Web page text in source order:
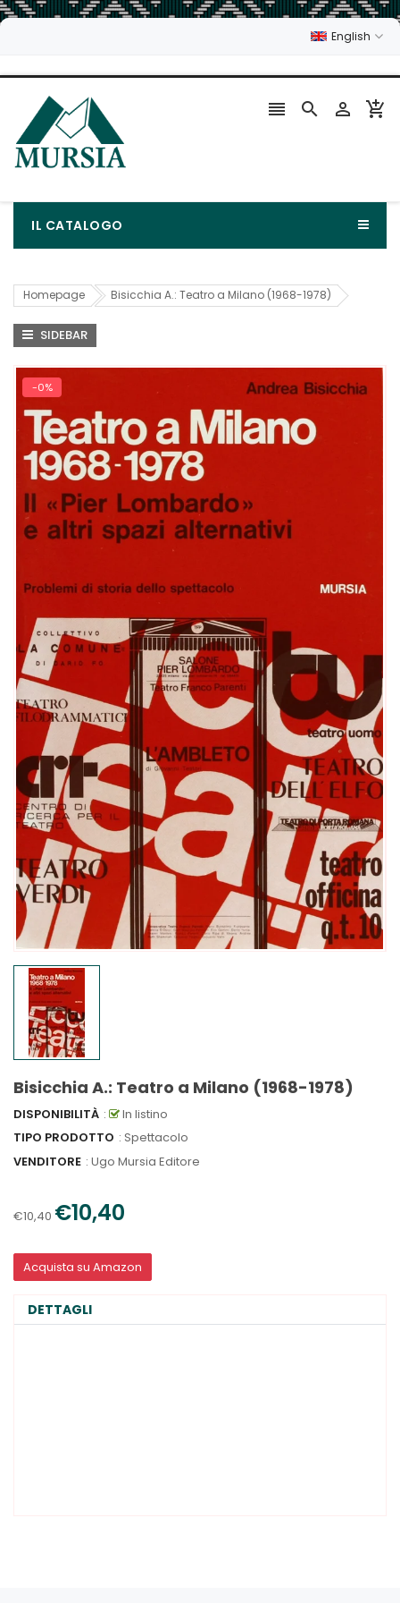
English
   
IL CATALOGO
Homepage Bisicchia A.: Teatro a Milano (1968-1978)
SIDEBAR
-0%
Bisicchia A.: Teatro a Milano (1968-1978)
DISPONIBILITÀ :
In listino
TIPO PRODOTTO : Spettacolo
VENDITORE : Ugo Mursia Editore
€10,40 €10,40
Acquista su Amazon
DETTAGLI